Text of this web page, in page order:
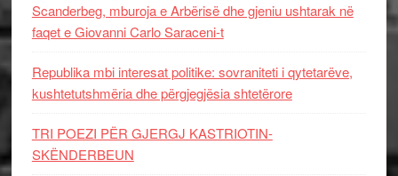
Scanderbeg, mburoja e Arbërisë dhe gjeniu ushtarak në
faqet e Giovanni Carlo Saraceni-t
Republika mbi interesat politike: sovraniteti i qytetarëve,
kushtetutshmëria dhe përgjegjësia shtetërore
TRI POEZI PËR GJERGJ KASTRIOTIN-
SKËNDERBEUN